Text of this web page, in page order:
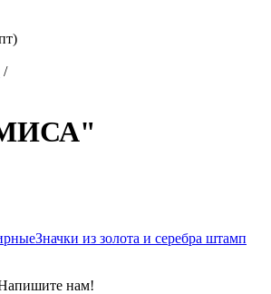
/
Значки из золота и серебра штамп
нам!